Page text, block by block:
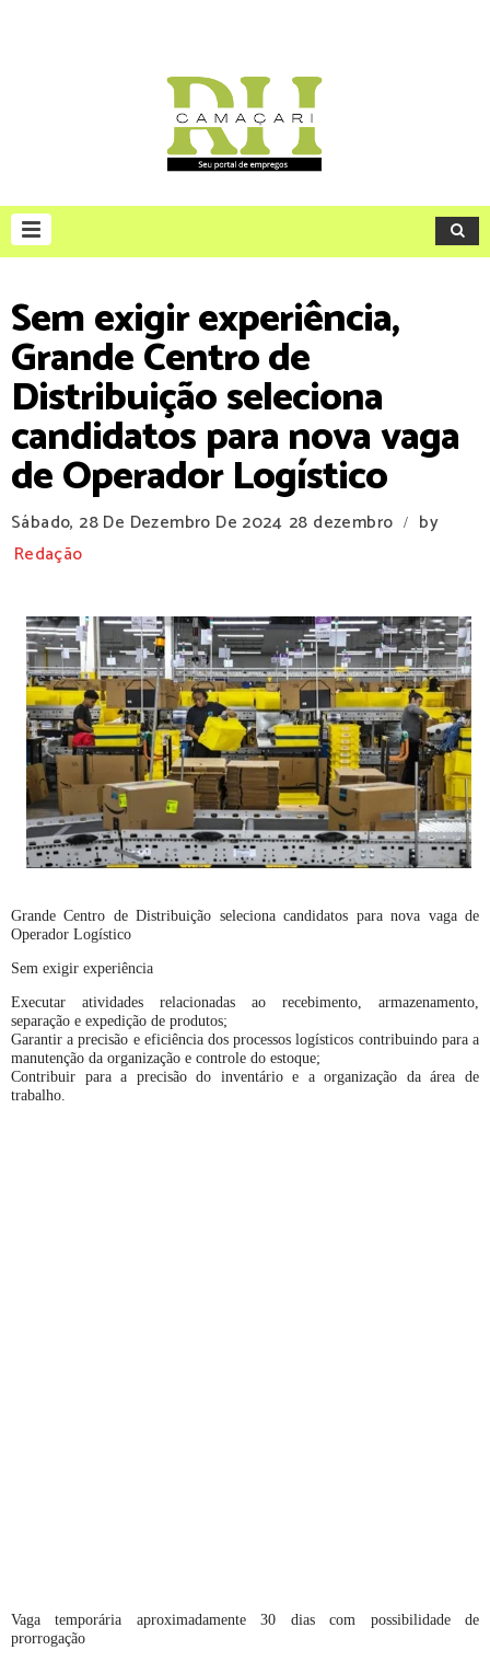
Sem exigir experiência,
Grande Centro de
Distribuição seleciona
candidatos para nova vaga
de Operador Logístico
Sábado, 28 De Dezembro De 2024 28 dezembro /
by
Redação
Grande Centro de Distribuição seleciona candidatos para nova vaga de
Operador Logístico
Sem exigir experiência
Executar atividades relacionadas ao recebimento, armazenamento,
separação e expedição de produtos;
Garantir a precisão e eficiência dos processos logísticos contribuindo para a
manutenção da organização e controle do estoque;
Contribuir para a precisão do inventário e a organização da área de
trabalho.
Vaga temporária aproximadamente 30 dias com possibilidade de
prorrogação